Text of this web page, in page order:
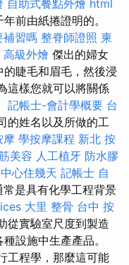
自助式餐點外燴 html
前由紙捲證明的。
補習嗎 整脊師證照 柬
高級外燴 傑出的婦女
睫毛和眉毛，然後浸
這樣您就可以將關係
記帳士-會計學概要 台
的姓名以及所做的工
摩 學按摩課程 新北 按
美容 人工植牙 防水膠
心住幾天 記帳士 自
是具有化學工程背景
大里 整骨 台中 按
從實驗室尺度到製造
設施中生產產品。
工程學，那麼這可能